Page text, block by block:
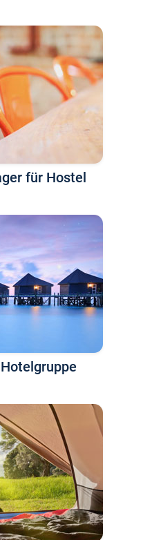
für Hostel